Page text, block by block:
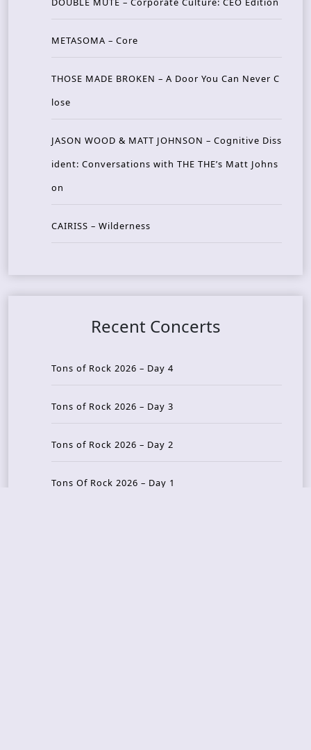
METASOMA – Core
THOSE MADE BROKEN – A Door You Can Never C
lose
JASON WOOD & MATT JOHNSON – Cognitive Diss
ident: Conversations with THE THE’s Matt Johns
on
CAIRISS – Wilderness
Recent Concerts
Tons of Rock 2026 – Day 4
Tons of Rock 2026 – Day 3
Tons of Rock 2026 – Day 2
Tons Of Rock 2026 – Day 1